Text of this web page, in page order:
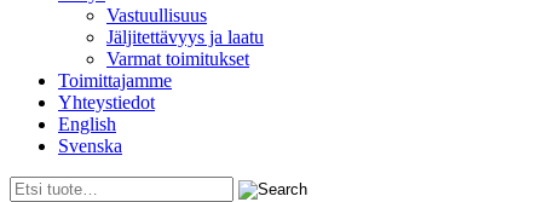
Vastuullisuus
Jäljitettävyys ja laatu
Varmat toimitukset
Toimittajamme
Yhteystiedot
English
Svenska